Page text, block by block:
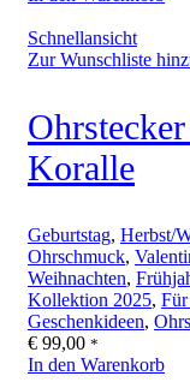
Schnellansicht
Zur Wunschliste
Koralle
Geburtstag, Herbst/
Ohrschmuck,
Weihnachten,
Kollektion 2025,
Geschenkideen,
€ 99,00 *
In den Warenkorb